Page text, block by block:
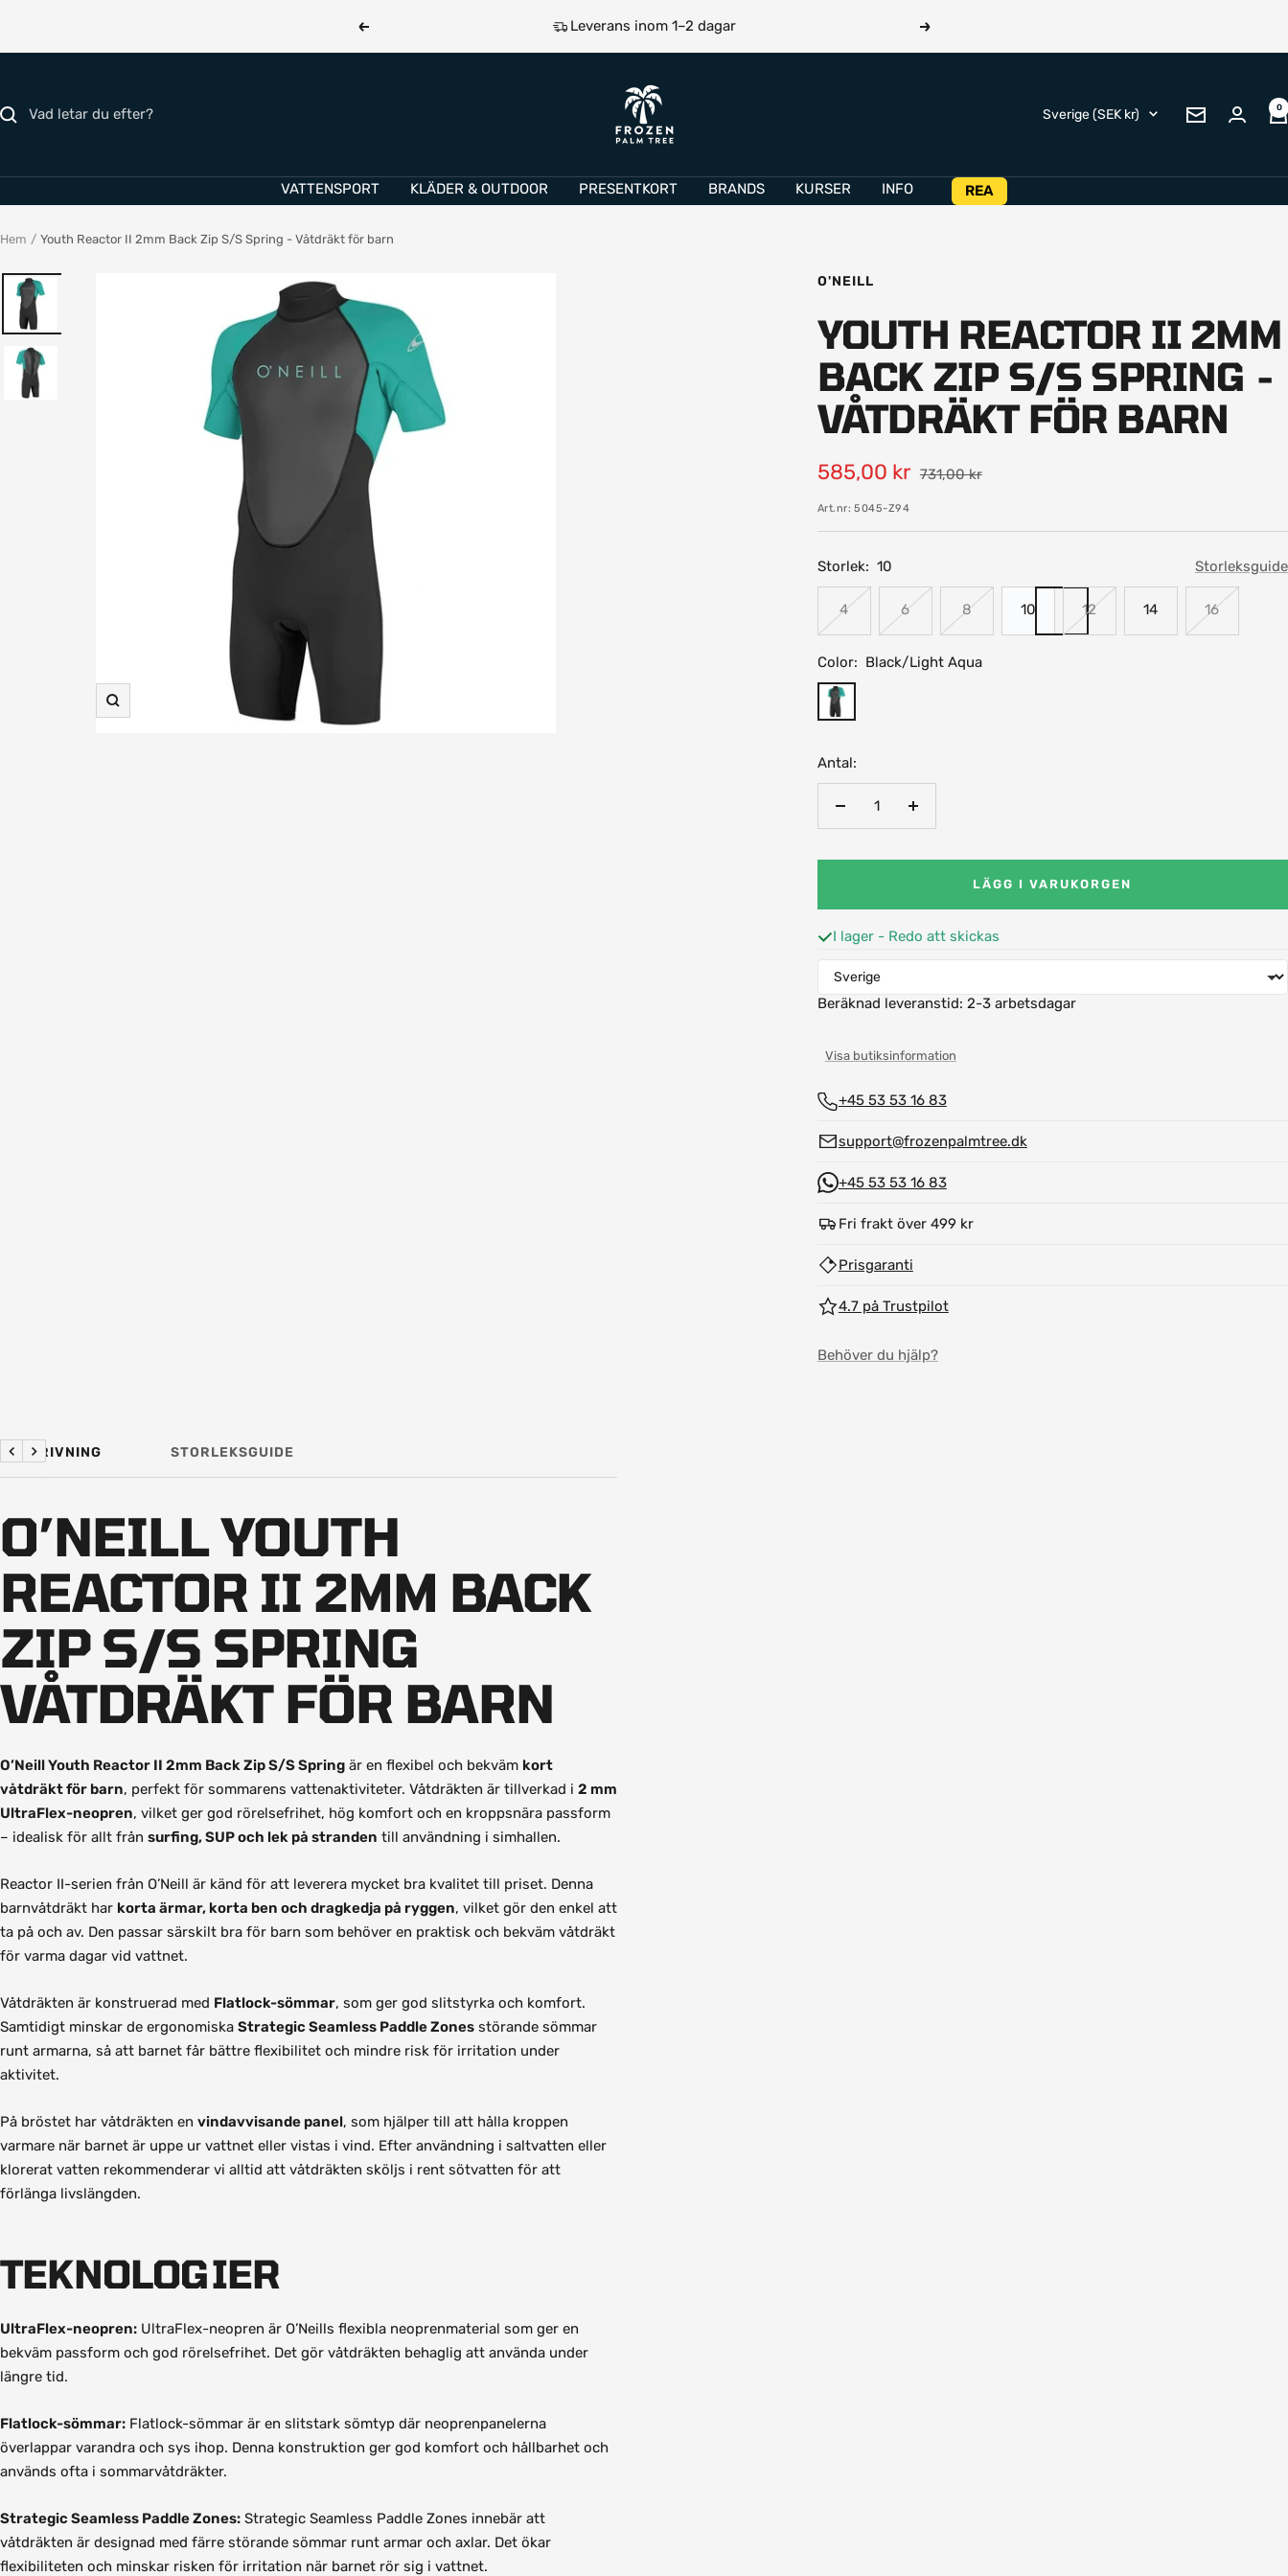
innehållet
Föregående Prismatchning Nästa
Frozen
Palm
Tree
Land/Region
Sverige (SEK kr) Nyhetsbrev
0
VATTENSPORT KLÄDER & OUTDOOR PRESENTKORT BRANDS KURSER INFO REA
Hem Youth Reactor II 2mm Back Zip S/S Spring - Våtdräkt för barn
Zooma
O'NEILL
YOUTH REACTOR II 2MM
BACK ZIP S/S SPRING -
VÅTDRÄKT FÖR BARN
Rea-
pris
585,00 kr Pris
731,00 kr
Art.nr:5045-Z94
Storlek: 10 Storleksguide
4 6 8 10 12 14 16
Color: Black/Light Aqua
Black/Light
Aqua
Antal:
Minska
Öka
LÄGG I VARUKORGEN
I lager - Redo att skickas
Beräknad leveranstid: 2-3 arbetsdagar
Visa butiksinformation
+45 53 53 16 83
support@frozenpalmtree.dk
+45 53 53 16 83
Fri frakt över 499 kr
Prisgaranti
4.7 på Trustpilot
Behöver du hjälp?
BESKRIVNING STORLEKSGUIDE
Föregående
Nästa
O’NEILL YOUTH
REACTOR II 2MM BACK
ZIP S/S SPRING
VÅTDRÄKT FÖR BARN
O’Neill Youth Reactor II 2mm Back Zip S/S Spring är en flexibel och bekväm kort
våtdräkt för barn, perfekt för sommarens vattenaktiviteter. Våtdräkten är tillverkad i 2 mm
UltraFlex-neopren, vilket ger god rörelsefrihet, hög komfort och en kroppsnära passform
– idealisk för allt från surfing, SUP och lek på stranden till användning i simhallen.
Reactor II-serien från O’Neill är känd för att leverera mycket bra kvalitet till priset. Denna
barnvåtdräkt har korta ärmar, korta ben och dragkedja på ryggen, vilket gör den enkel att
ta på och av. Den passar särskilt bra för barn som behöver en praktisk och bekväm våtdräkt
för varma dagar vid vattnet.
Våtdräkten är konstruerad med Flatlock-sömmar, som ger god slitstyrka och komfort.
Samtidigt minskar de ergonomiska Strategic Seamless Paddle Zones störande sömmar
runt armarna, så att barnet får bättre flexibilitet och mindre risk för irritation under
aktivitet.
På bröstet har våtdräkten en vindavvisande panel, som hjälper till att hålla kroppen
varmare när barnet är uppe ur vattnet eller vistas i vind. Efter användning i saltvatten eller
klorerat vatten rekommenderar vi alltid att våtdräkten sköljs i rent sötvatten för att
förlänga livslängden.
TEKNOLOGIER
UltraFlex-neopren: UltraFlex-neopren är O’Neills flexibla neoprenmaterial som ger en
bekväm passform och god rörelsefrihet. Det gör våtdräkten behaglig att använda under
längre tid.
Flatlock-sömmar: Flatlock-sömmar är en slitstark sömtyp där neoprenpanelerna
överlappar varandra och sys ihop. Denna konstruktion ger god komfort och hållbarhet och
används ofta i sommarvåtdräkter.
Strategic Seamless Paddle Zones: Strategic Seamless Paddle Zones innebär att
våtdräkten är designad med färre störande sömmar runt armar och axlar. Det ökar
flexibiliteten och minskar risken för irritation när barnet rör sig i vattnet.